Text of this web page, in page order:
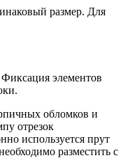
размер. Для
элементов
обломков и
отрезок
используется прут
разместить с